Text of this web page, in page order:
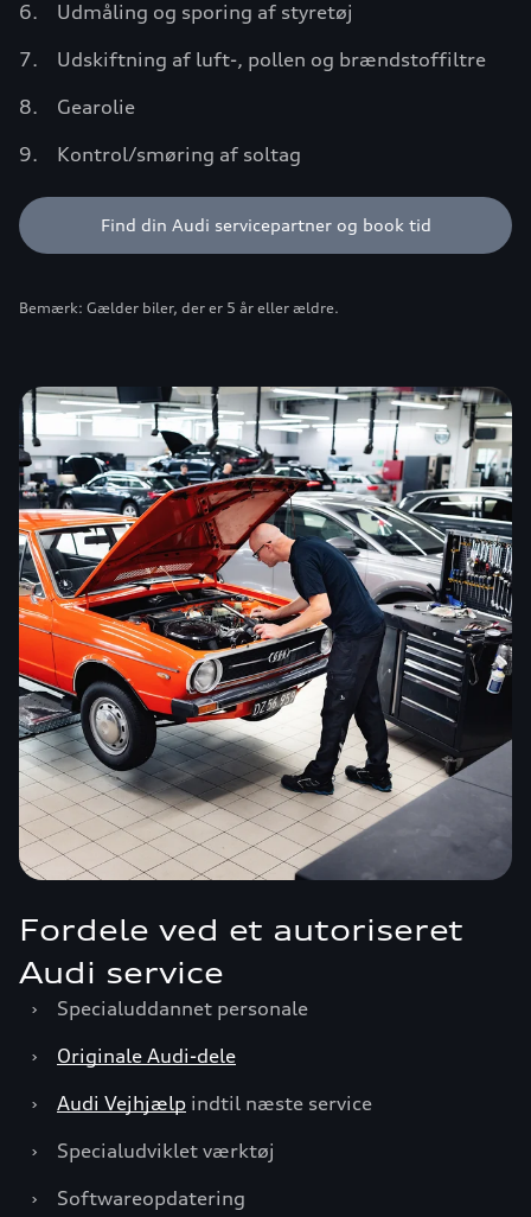
Udmåling og sporing af styretøj
Udskiftning af luft-, pollen og brændstoffiltre
Gearolie
Kontrol/smøring af soltag
Find din Audi servicepartner og book tid
Bemærk: Gælder biler, der er 5 år eller ældre.
Fordele ved et autoriseret
Audi service
›
Specialuddannet personale
›
Originale Audi-dele
›
Audi Vejhjælp indtil næste service
›
Specialudviklet værktøj
›
Softwareopdatering